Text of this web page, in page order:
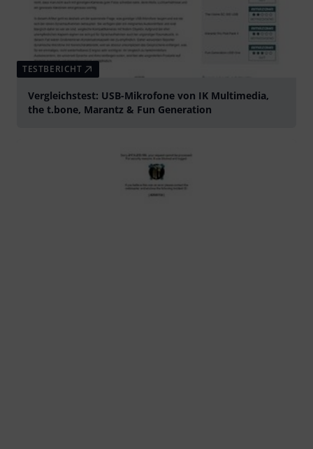
TESTBERICHT
Vergleichstest: USB-Mikrofone von IK Multimedia,
the t.bone, Marantz & Fun Generation